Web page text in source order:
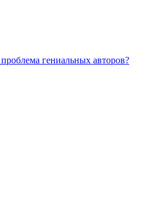
гениальных авторов?